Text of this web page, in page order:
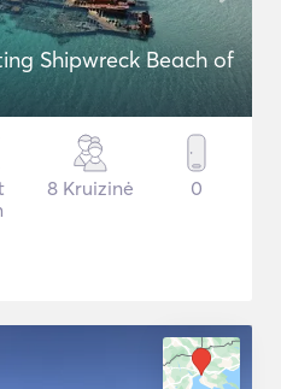
Shipwreck Beach of
8 Kruizinė 0